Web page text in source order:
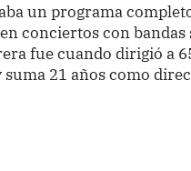
un programa
conciertos con
fue cuando dirigió a
21 años como